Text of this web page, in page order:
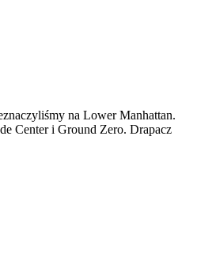
na Lower Manhattan.
Center i Ground Zero. Drapacz